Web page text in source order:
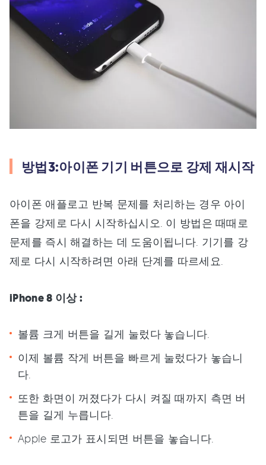
방법3:아이폰 기기 버튼으로 강제 재시작
아이폰 애플로고 반복 문제를 처리하는 경우 아이
폰을 강제로 다시 시작하십시오. 이 방법은 때때로
문제를 즉시 해결하는 데 도움이됩니다. 기기를 강
제로 다시 시작하려면 아래 단계를 따르세요.
iPhone 8 이상 :
볼륨 크게 버튼을 길게 눌렀다 놓습니다.
이제 볼륨 작게 버튼을 빠르게 눌렀다가 놓습니
다.
또한 화면이 꺼졌다가 다시 켜질 때까지 측면 버
튼을 길게 누릅니다.
Apple 로고가 표시되면 버튼을 놓습니다.